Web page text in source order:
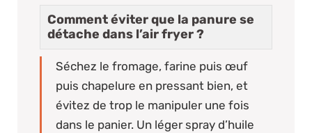
Comment éviter que la panure se
détache dans l’air fryer ?
Séchez le fromage, farine puis œuf
puis chapelure en pressant bien, et
évitez de trop le manipuler une fois
dans le panier. Un léger spray d’huile